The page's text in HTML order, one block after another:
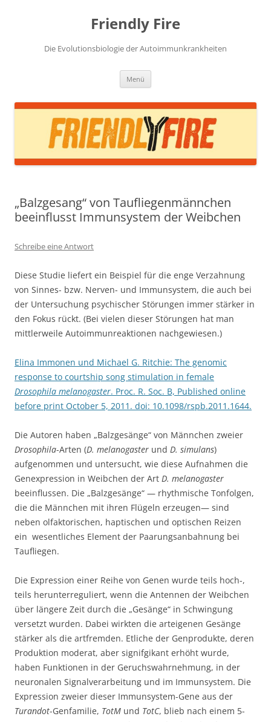
Friendly Fire
Die Evolutionsbiologie der Autoimmunkrankheiten
Menü
„Balzgesang“ von Taufliegenmännchen
beeinflusst Immunsystem der Weibchen
Schreibe eine Antwort
Diese Studie liefert ein Beispiel für die enge Verzahnung
von Sinnes- bzw. Nerven- und Immunsystem, die auch bei
der Untersuchung psychischer Störungen immer stärker in
den Fokus rückt. (Bei vielen dieser Störungen hat man
mittlerweile Autoimmunreaktionen nachgewiesen.)
Elina Immonen und Michael G. Ritchie: The genomic
response to courtship song stimulation in female
Drosophila melanogaster. Proc. R. Soc. B, Published online
before print October 5, 2011. doi: 10.1098/rspb.2011.1644.
Die Autoren haben „Balzgesänge“ von Männchen zweier
Drosophila-Arten (D. melanogaster und D. simulans)
aufgenommen und untersucht, wie diese Aufnahmen die
Genexpression in Weibchen der Art D. melanogaster
beeinflussen. Die „Balzgesänge“ — rhythmische Tonfolgen,
die die Männchen mit ihren Flügeln erzeugen— sind
neben olfaktorischen, haptischen und optischen Reizen
ein wesentliches Element der Paarungsanbahnung bei
Taufliegen.
Die Expression einer Reihe von Genen wurde teils hoch-,
teils herunterreguliert, wenn die Antennen der Weibchen
über längere Zeit durch die „Gesänge“ in Schwingung
versetzt wurden. Dabei wirkten die arteigenen Gesänge
stärker als die artfremden. Etliche der Genprodukte, deren
Produktion moderat, aber signifgikant erhöht wurde,
haben Funktionen in der Geruchswahrnehmung, in der
neuronalen Signalverarbeitung und im Immunsystem. Die
Expression zweier dieser Immunsystem-Gene aus der
Turandot-Genfamilie, TotM und TotC, blieb nach einem 5-